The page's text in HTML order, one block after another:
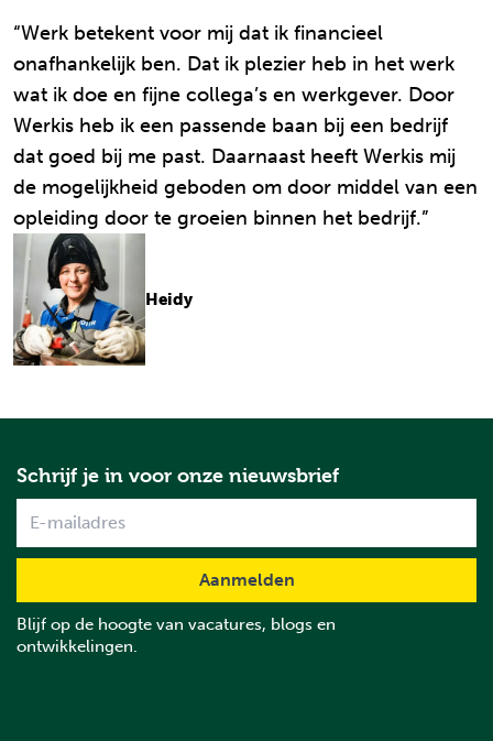
Heidy
“Werk betekent voor mij dat ik financieel
onafhankelijk ben. Dat ik plezier heb in het werk
wat ik doe en fijne collega’s en werkgever. Door
Werkis heb ik een passende baan bij een bedrijf
dat goed bij me past. Daarnaast heeft Werkis mij
de mogelijkheid geboden om door middel van een
opleiding door te groeien binnen het bedrijf.”
Schrijf je in voor onze nieuwsbrief
Blijf op de hoogte van vacatures, blogs en
ontwikkelingen.